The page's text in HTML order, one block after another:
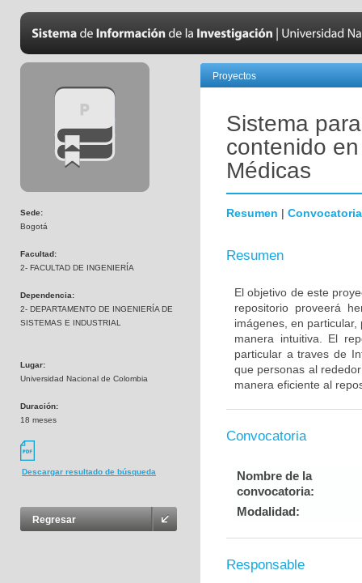
Sede:
Bogotá
Facultad:
2- FACULTAD DE INGENIERÍA
Dependencia:
2- DEPARTAMENTO DE INGENIERÍA DE
SISTEMAS E INDUSTRIAL
Lugar:
Universidad Nacional de Colombia
Duración:
18 meses
Descargar resultado de búsqueda
Regresar
Proyectos
Sistema
contenido
Médicas
Resumen | Convocatoria
Resumen
El objetivo de este
repositorio proveerá
imágenes, en
manera intuitiva. El
particular a traves de
que personas al
manera eficiente al
Convocatoria
Nombre de la
convocatoria:
Modalidad:
Responsable